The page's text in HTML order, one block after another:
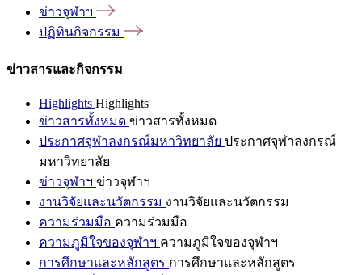
ข่าวจุฬาฯ
ปฏิทินกิจกรรม
ข่าวสารและกิจกรรม
Highlights Highlights
ข่าวสารทั้งหมด ข่าวสารทั้งหมด
ประกาศจุฬาลงกรณ์มหาวิทยาลัย ประกาศจุฬาลงกรณ์
มหาวิทยาลัย
ข่าวจุฬาฯ ข่าวจุฬาฯ
งานวิจัยและนวัตกรรม งานวิจัยและนวัตกรรม
ความร่วมมือ ความร่วมมือ
ความภูมิใจของจุฬาฯ ความภูมิใจของจุฬาฯ
การศึกษาและหลักสูตร การศึกษาและหลักสูตร